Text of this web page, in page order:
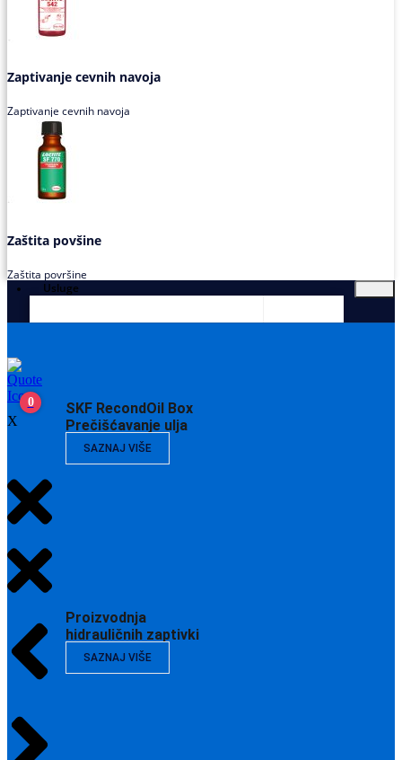
Zaptivanje cevnih navoja
Zaptivanje cevnih navoja
Zaštita povšine
Zaštita površine
Usluge
SKF RecondOil Box
Prečišćavanje ulja
SAZNAJ VIŠE
Proizvodnja
hidrauličnih zaptivki
SAZNAJ VIŠE
0
X